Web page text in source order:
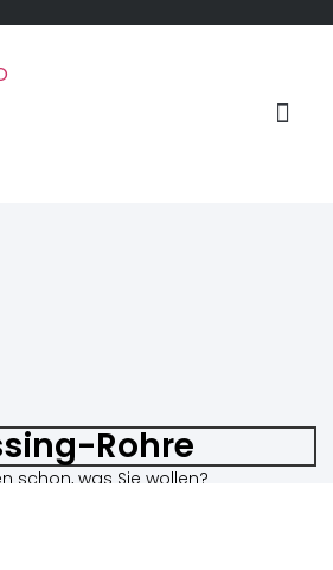
Rohre
schon, was Sie wollen?